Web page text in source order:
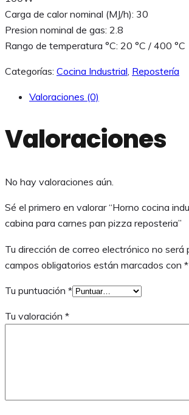
Carga de calor nominal (MJ/h): 30
Presion nominal de gas: 2.8
Rango de temperatura °C: 20 °C / 400 °C
Categorías: Cocina Industrial Repostería
Valoraciones (0)
Valoraciones
No hay valoraciones aún.
Sé el primero en valorar “Horno cocina
cabina para carnes pan pizza reposteria”
Tu dirección de correo electrónico no será
campos obligatorios están marcados con *
Tu puntuación *
Tu valoración *